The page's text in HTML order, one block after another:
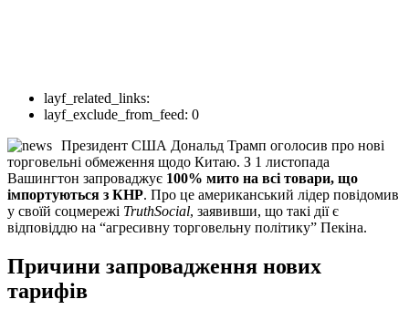
layf_related_links:
layf_exclude_from_feed: 0
Президент США Дональд Трамп оголосив про нові
торговельні обмеження щодо Китаю. З 1 листопада
Вашингтон запроваджує 100% мито на всі товари, що
імпортуються з КНР. Про це американський лідер повідомив
у своїй соцмережі TruthSocial, заявивши, що такі дії є
відповіддю на “агресивну торговельну політику” Пекіна.
Причини запровадження нових
тарифів